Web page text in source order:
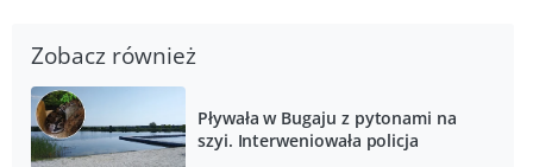
Zobacz również
Pływała w Bugaju z pytonami na
szyi. Interweniowała policja